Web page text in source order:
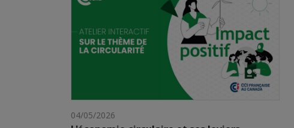
04/05/2026